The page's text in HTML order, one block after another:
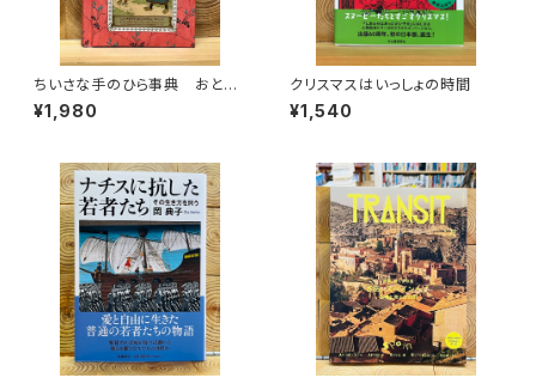
ちいさな手のひら事典 おとぎ
話
¥1,980
クリスマスはいっしょの時間
¥1,540